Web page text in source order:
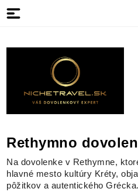
Rethymno
Na dovolenke v Rethymne,
hlavné mesto kultúry Kréty,
pôžitkov a autentického